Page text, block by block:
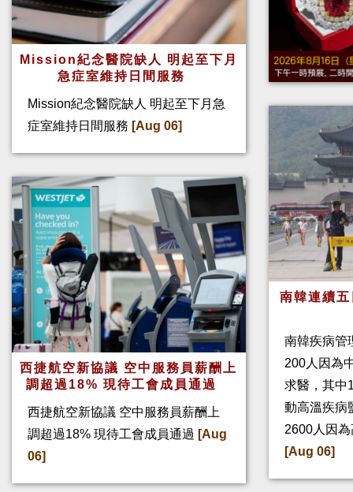
Mission紀念醫院缺人 明起至下月
急症室維持日間服務
Mission紀念醫院缺人 明起至下月急
症室維持日間服務 [Aug 06]
西捷航空新協議 空中服務員薪酬上
調超過18% 現待工會成員通過
西捷航空新協議 空中服務員薪酬上
調超過18% 現待工會成員通過 [Aug
06]
南韓連續
南韓疾病管
200人因為
求醫，其中
動高溫疾病
2600人因
[Aug 06]